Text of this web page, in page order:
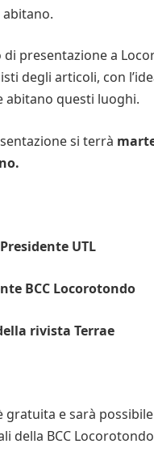
abitano.
presentazione a
degli articoli, con
abitano questi luoghi.
si terrà
UTL
BCC Locorotondo
rivista Terrae
gratuita e sarà
della BCC